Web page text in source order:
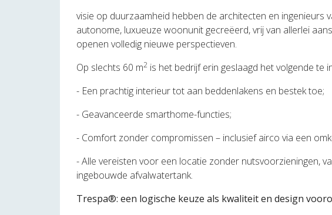
visie op duurzaamheid hebben de architecten en ingenieurs
autonome, luxueuze woonunit gecreëerd, vrij van allerlei
openen volledig nieuwe perspectieven.
Op slechts 60 m2 is het bedrijf erin geslaagd het volgende te
- Een prachtig interieur tot aan beddenlakens en bestek toe;
- Geavanceerde smarthome-functies;
- Comfort zonder compromissen – inclusief airco via een
- Alle vereisten voor een locatie zonder nutsvoorzieningen,
ingebouwde afvalwatertank.
Trespa®: een logische keuze als kwaliteit en design